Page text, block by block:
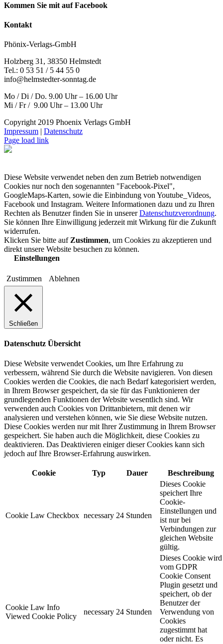
Kommen Sie mit auf Facebook
Kontakt
Phönix-Verlags-GmbH
Holzberg 31, 38350 Helmstedt
Tel.: 0 53 51 / 5 44 55 0
info@helmstedter-sonntag.de
Mo / Di / Do. 9.00 Uhr – 16.00 Uhr
Mi / Fr / 9.00 Uhr – 13.00 Uhr
Copyright 2019 Phoenix Verlags GmbH
Impressum | Datenschutz
Page load link
Diese Website verwendet neben den zum Betrieb notwendigen
Cookies nur noch den sogenannten "Facebook-Pixel",
GoogleMaps-Karten, sowie die Einbindung von Youtube_Videos,
Facebook und Instagram. Weitere Informationen dazu und zu Ihren
Rechten als Benutzer finden Sie in unsererDatenschutzverordnung.
Sie können Ihre Einwilligung jederzeit mit Wirkung für die Zukunft
widerrufen.
Klicken Sie bitte auf Zustimmen, um Cookies zu akzeptieren und
direkt unsere Website besuchen zu können.
Einstellungen
Zustimmen Ablehnen
Schließen
Datenschutz Übersicht
Diese Website verwendet Cookies, um Ihre Erfahrung zu
verbessern, während Sie durch die Website navigieren. Von diesen
Cookies werden die Cookies, die nach Bedarf kategorisiert werden,
in Ihrem Browser gespeichert, da sie für das Funktionieren der
grundlegenden Funktionen der Website wesentlich sind. Wir
verwenden auch Cookies von Drittanbietern, mit denen wir
analysieren und verstehen können, wie Sie diese Website nutzen.
Diese Cookies werden nur mit Ihrer Zustimmung in Ihrem Browser
gespeichert. Sie haben auch die Möglichkeit, diese Cookies zu
deaktivieren. Das Deaktivieren einiger dieser Cookies kann sich
jedoch auf Ihre Browser-Erfahrung auswirken.
Cookie Typ Dauer Beschreibung
Cookie Law Checkbox necessary 24 Stunden
Dieses Cookie
speichert Ihre
Cookie-
Einstellungen und
ist nur bei
Verbindungen zur
gleichen Website
gültig.
Cookie Law Info
Viewed Cookie Policy
necessary 24 Stunden
Dieses Cookie wird
vom GDPR
Cookie Consent
Plugin gesetzt und
speichert, ob der
Benutzer der
Verwendung von
Cookies
zugestimmt hat
oder nicht. Es